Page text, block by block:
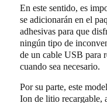
En este sentido, es
se adicionarán en el
adhesivas para que
ningún tipo de
de un cable USB para
cuando sea necesario.
Por su parte, este
Ion de litio recargable,